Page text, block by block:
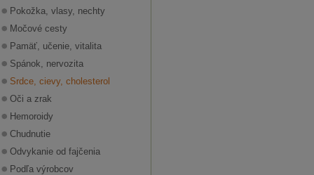
Pokožka, vlasy, nechty
Močové cesty
Pamäť, učenie, vitalita
Spánok, nervozita
Srdce, cievy, cholesterol
Oči a zrak
Hemoroidy
Chudnutie
Odvykanie od fajčenia
Podľa výrobcov